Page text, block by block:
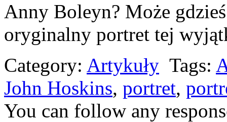
Anny Boleyn? Może
oryginalny portret tej
Category: Artykuły Tags:
John Hoskins, portret,
You can follow any